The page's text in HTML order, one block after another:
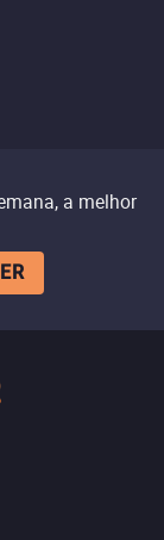
a melhor